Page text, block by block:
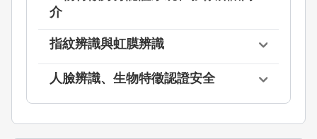
介
指紋辨識與虹膜辨識
人臉辨識、生物特徵認證安全